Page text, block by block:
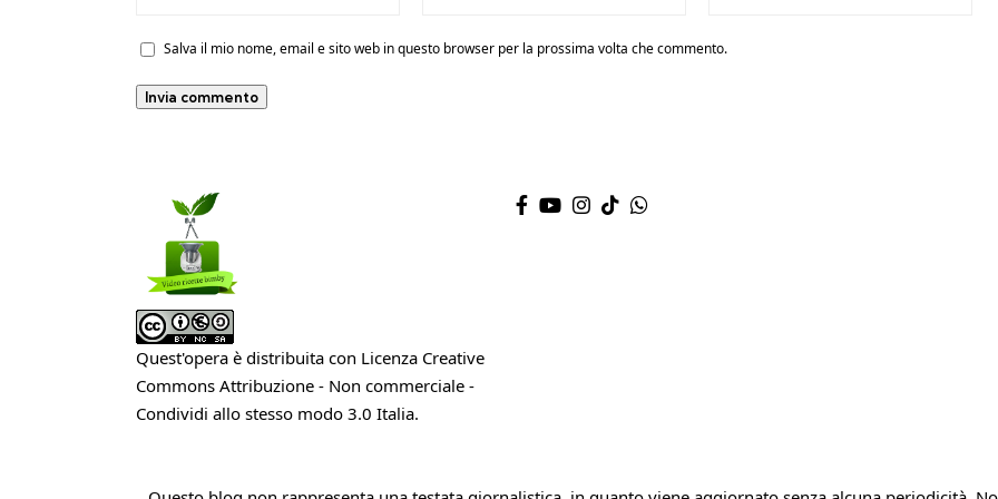
Salva il mio nome, email e sito web in questo browser per la prossima volta che commento.
Quest'opera è distribuita con Licenza Creative
Commons Attribuzione - Non commerciale -
Condividi allo stesso modo 3.0 Italia.